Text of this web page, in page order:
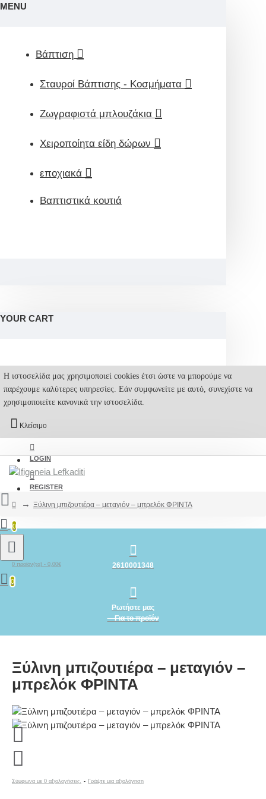
MENU
Βάπτιση
Σταυροί Βάπτισης - Κοσμήματα
Ζωγραφιστά μπλουζάκια
Χειροποίητα είδη δώρων
εποχιακά
Βαπτιστικά κουτιά
YOUR CART
Η ιστοσελίδα μας χρησιμοποιεί cookies έτσι ώστε να μπορούμε να
παρέχουμε καλύτερες υπηρεσίες. Εάν συμφωνείτε με αυτό, συνεχίστε να
χρησιμοποιείτε κανονικά την ιστοσελίδα.
Κλείσιμο
LOGIN
REGISTER
0
0 προϊόν(τα) - 0,00€
0
Ξύλινη μπιζουτιέρα – μεταγιόν – μπρελόκ ΦΡΙΝΤΑ
2610001348
Ρωτήστε μας
Για το προϊόν
Ξύλινη μπιζουτιέρα – μεταγιόν –
μπρελόκ ΦΡΙΝΤΑ
Σύμφωνα με 0 αξιολογήσεις. - Γράψτε μια αξιολόγηση